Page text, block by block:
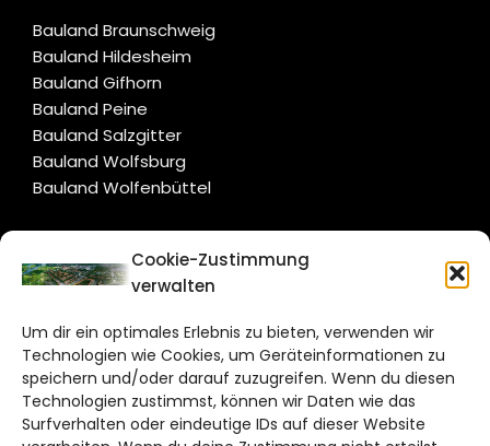
Cookie-Zustimmung
verwalten
Um dir ein optimales Erlebnis zu bieten, verwenden wir
Technologien wie Cookies, um Geräteinformationen zu
speichern und/oder darauf zuzugreifen. Wenn du diesen
Technologien zustimmst, können wir Daten wie das
Surfverhalten oder eindeutige IDs auf dieser Website
Bauland Braunschweig
Bauland Hildesheim
Bauland Gifhorn
Bauland Peine
Bauland Salzgitter
Bauland Wolfsburg
Bauland Wolfenbüttel
CITYLIFE!
Bruchtorwall 12
38100 Braunschweig
Telefon: 0531 387220 – 65